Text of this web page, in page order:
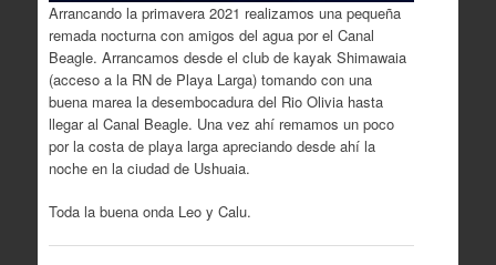
Arrancando la primavera 2021 realizamos una pequeña
remada nocturna con amigos del agua por el Canal
Beagle. Arrancamos desde el club de kayak Shimawaia
(acceso a la RN de Playa Larga) tomando con una
buena marea la desembocadura del Rio Olivia hasta
llegar al Canal Beagle. Una vez ahí remamos un poco
por la costa de playa larga apreciando desde ahí la
noche en la ciudad de Ushuaia.
Toda la buena onda Leo y Calu.